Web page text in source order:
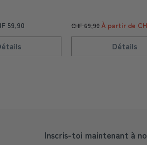
59,90 CHF 69,90À partir de
Détails
Inscris-toi maintenant à